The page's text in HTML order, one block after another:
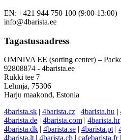
EN: +421 944 750 100 (9:00-13:00)
info@4barista.ee
Tagastusaadress
OMNIVA EE (sorting center) –
92808874 - 4barista.ee
Rukki tee 7
Lehmja, 75306
Harju maakond, Estonia
4barista.sk | 4barista.cz | 4barista.hu |
4barista.de | 4barista.com | 4barista.hr
4barista.dk | 4barista.se | 4barista.pt |
4barista.lt | 4barista.ch | cafebarista.fr|